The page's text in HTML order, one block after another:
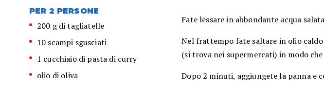
PER 2 PERSONE
200 g di tagliatelle
10 scampi sgusciati
1 cucchiaio di pasta di curry
olio di oliva
Fate lessare in abbondante acqua
Nel frattempo fate saltare in olio
(si trova nei supermercati) in modo
Dopo 2 minuti, aggiungete la panna